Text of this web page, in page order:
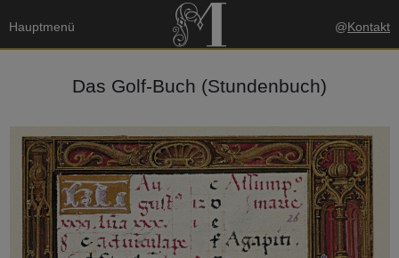
Hauptmenü @Kontakt
Das Golf-Buch (Stundenbuch)